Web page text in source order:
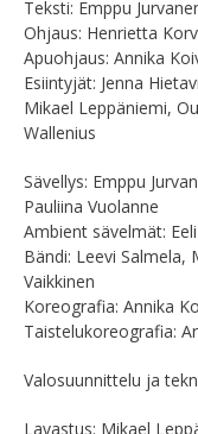
Teksti: Emppu
Ohjaus: Henrietta
Apuohjaus: Annika
Esiintyjät: Jenna
Mikael Leppäniemi,
Wallenius
Sävellys: Emppu
Pauliina Vuolanne
Ambient sävelmät:
Bändi: Leevi Salmela,
Vaikkinen
Koreografia: Annika
Taistelukoreografia:
Valosuunnittelu ja
Lavastus: Mikael